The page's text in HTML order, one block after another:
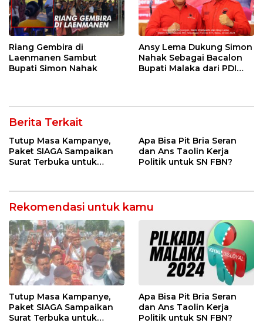
Riang Gembira di
Laenmanen Sambut
Bupati Simon Nahak
Ansy Lema Dukung Simon
Nahak Sebagai Bacalon
Bupati Malaka dari PDI
Berita Terkait
Tutup Masa Kampanye,
Paket SIAGA Sampaikan
Surat Terbuka untuk
Apa Bisa Pit Bria Seran
dan Ans Taolin Kerja
Politik untuk SN FBN?
Rekomendasi untuk kamu
Tutup Masa Kampanye,
Paket SIAGA Sampaikan
Surat Terbuka untuk
Apa Bisa Pit Bria Seran
dan Ans Taolin Kerja
Politik untuk SN FBN?